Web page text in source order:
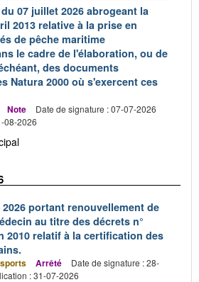
07 juillet 2026 abrogeant la
2013 relative à la prise en
de pêche maritime
le cadre de l'élaboration, ou de
des documents
Natura 2000 où s'exercent ces
Note
Date de signature : 07-07-2026
08-2026
portant renouvellement de
au titre des décrets n°
2010 relatif à la certification des
Arrêté
Date de signature : 28-
: 31-07-2026